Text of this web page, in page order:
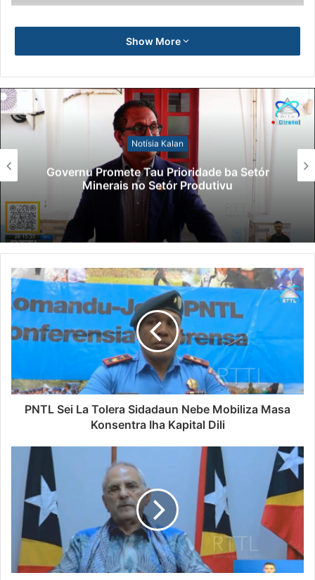
Show More
Notísia Kalan
Lei Siberseguransa Ajuda Autoridade
Polisiál Kaptura Autór Kriminozu ho
Paradeiru Iha Estranjeiru
PNTL Sei La Tolera Sidadaun Nebe Mobiliza Masa
Konsentra Iha Kapital Dili